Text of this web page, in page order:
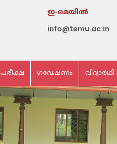
ഇ-മെയില്‍
info@temu.ac.in
പരീക്ഷ ഗവേഷണം